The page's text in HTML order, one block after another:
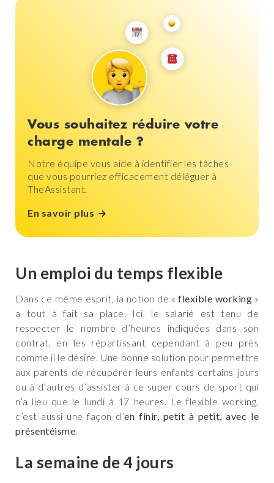
Vous souhaitez réduire votre
charge mentale ?
Notre équipe vous aide à identifier les tâches
que vous pourriez efficacement déléguer à
TheAssistant.
En savoir plus
Un emploi du temps flexible
Dans ce même esprit, la notion de «flexible working »
a tout à fait sa place. Ici, le salarié est tenu de
respecter le nombre d’heures indiquées dans son
contrat, en les répartissant cependant à peu près
comme il le désire. Une bonne solution pour permettre
aux parents de récupérer leurs enfants certains jours
ou à d’autres d’assister à ce super cours de sport qui
n’a lieu que le lundi à 17 heures. Le flexible working,
c’est aussi une façon d’en finir, petit à petit, avec le
présentéisme.
La semaine de 4 jours